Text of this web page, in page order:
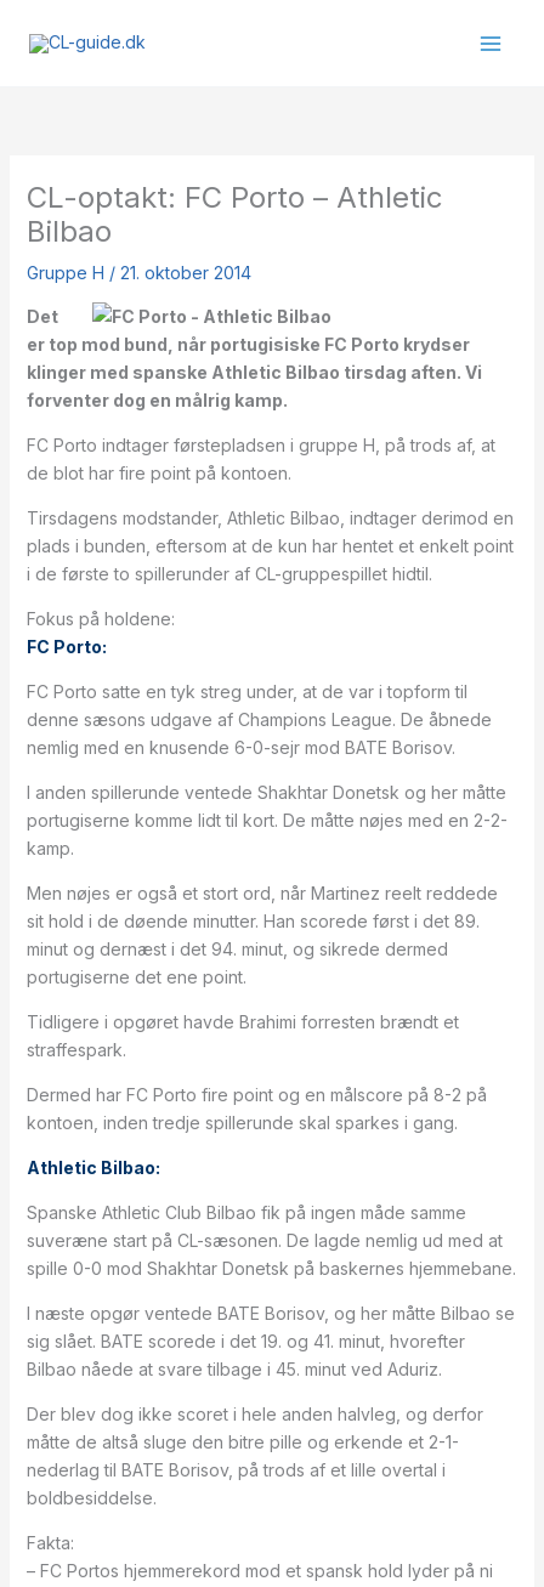
CL-optakt: FC Porto – Athletic
Bilbao
Gruppe H / 21. oktober 2014
Det
er top mod bund, når portugisiske FC Porto krydser
klinger med spanske Athletic Bilbao tirsdag aften. Vi
forventer dog en målrig kamp.
FC Porto indtager førstepladsen i gruppe H, på trods af, at
de blot har fire point på kontoen.
Tirsdagens modstander, Athletic Bilbao, indtager derimod en
plads i bunden, eftersom at de kun har hentet et enkelt point
i de første to spillerunder af CL-gruppespillet hidtil.
Fokus på holdene:
FC Porto:
FC Porto satte en tyk streg under, at de var i topform til
denne sæsons udgave af Champions League. De åbnede
nemlig med en knusende 6-0-sejr mod BATE Borisov.
I anden spillerunde ventede Shakhtar Donetsk og her måtte
portugiserne komme lidt til kort. De måtte nøjes med en 2-2-
kamp.
Men nøjes er også et stort ord, når Martinez reelt reddede
sit hold i de døende minutter. Han scorede først i det 89.
minut og dernæst i det 94. minut, og sikrede dermed
portugiserne det ene point.
Tidligere i opgøret havde Brahimi forresten brændt et
straffespark.
Dermed har FC Porto fire point og en målscore på 8-2 på
kontoen, inden tredje spillerunde skal sparkes i gang.
Athletic Bilbao:
Spanske Athletic Club Bilbao fik på ingen måde samme
suveræne start på CL-sæsonen. De lagde nemlig ud med at
spille 0-0 mod Shakhtar Donetsk på baskernes hjemmebane.
I næste opgør ventede BATE Borisov, og her måtte Bilbao se
sig slået. BATE scorede i det 19. og 41. minut, hvorefter
Bilbao nåede at svare tilbage i 45. minut ved Aduriz.
Der blev dog ikke scoret i hele anden halvleg, og derfor
måtte de altså sluge den bitre pille og erkende et 2-1-
nederlag til BATE Borisov, på trods af et lille overtal i
boldbesiddelse.
Fakta:
– FC Portos hjemmerekord mod et spansk hold lyder på ni